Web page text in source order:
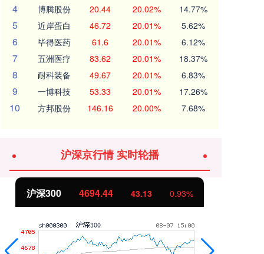
4 博腾股份 20.44 20.02% 14.77%
5 近岸蛋白 46.72 20.01% 5.62%
6 毕得医药 61.6 20.01% 6.12%
7 五洲医疗 83.62 20.01% 18.37%
8 耐科装备 49.67 20.01% 6.83%
9 一博科技 53.33 20.01% 17.26%
10 方邦股份 146.16 20.00% 7.68%
沪深京行情 实时轮播
北证50 1134.24 11.37 1.01%